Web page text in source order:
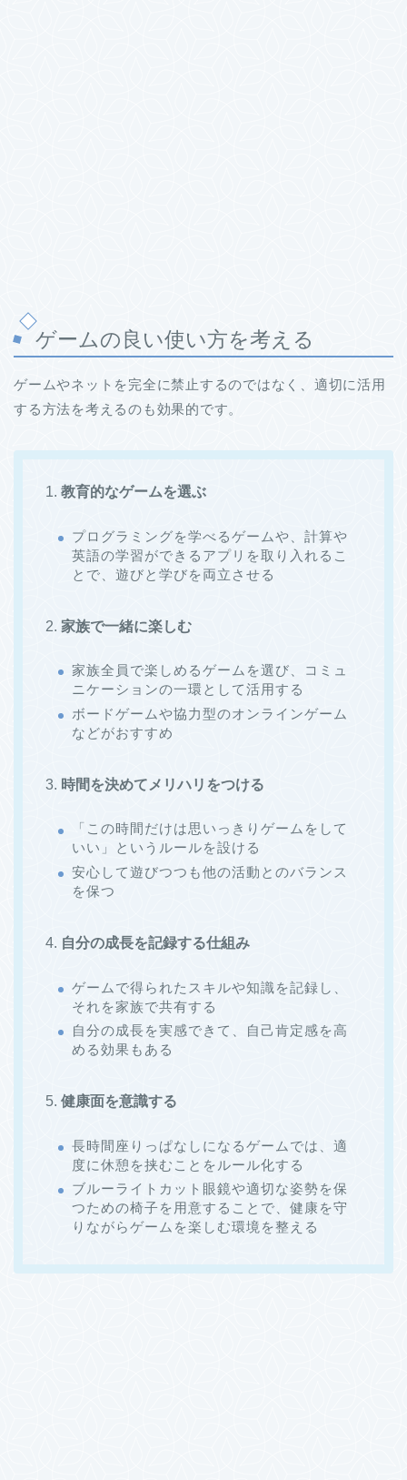
ゲームの良い使い方を考える
ゲームやネットを完全に禁止するのではなく、適切に活用
する方法を考えるのも効果的です。
1. 教育的なゲームを選ぶ
プログラミングを学べるゲームや、計算や
英語の学習ができるアプリを取り入れるこ
とで、遊びと学びを両立させる
2. 家族で一緒に楽しむ
家族全員で楽しめるゲームを選び、コミュ
ニケーションの一環として活用する
ボードゲームや協力型のオンラインゲーム
などがおすすめ
3. 時間を決めてメリハリをつける
「この時間だけは思いっきりゲームをして
いい」というルールを設ける
安心して遊びつつも他の活動とのバランス
を保つ
4. 自分の成長を記録する仕組み
ゲームで得られたスキルや知識を記録し、
それを家族で共有する
自分の成長を実感できて、自己肯定感を高
める効果もある
5. 健康面を意識する
長時間座りっぱなしになるゲームでは、適
度に休憩を挟むことをルール化する
ブルーライトカット眼鏡や適切な姿勢を保
つための椅子を用意することで、健康を守
りながらゲームを楽しむ環境を整える